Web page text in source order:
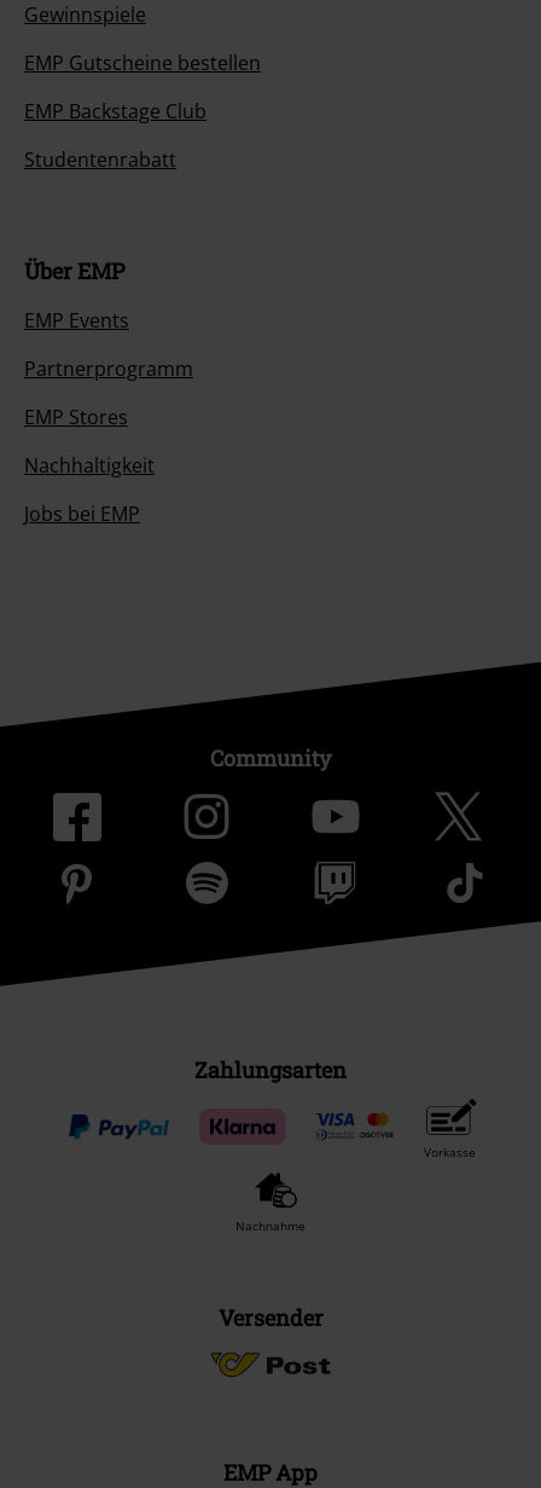
Gewinnspiele
EMP Gutscheine bestellen
EMP Backstage Club
Studentenrabatt
Über EMP
EMP Events
Partnerprogramm
EMP Stores
Nachhaltigkeit
Jobs bei EMP
Community
Zahlungsarten
Vorkasse
Nachnahme
Versender
EMP App